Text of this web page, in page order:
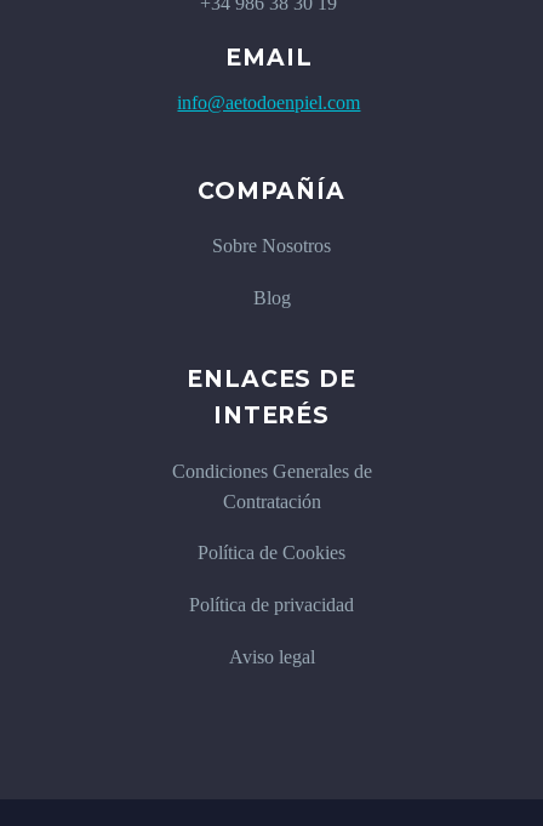
EMAIL
info@aetodoenpiel.com
COMPAÑÍA
Sobre Nosotros
Blog
ENLACES DE
INTERÉS
Condiciones Generales de
Contratación
Política de Cookies
Política de privacidad
Aviso legal